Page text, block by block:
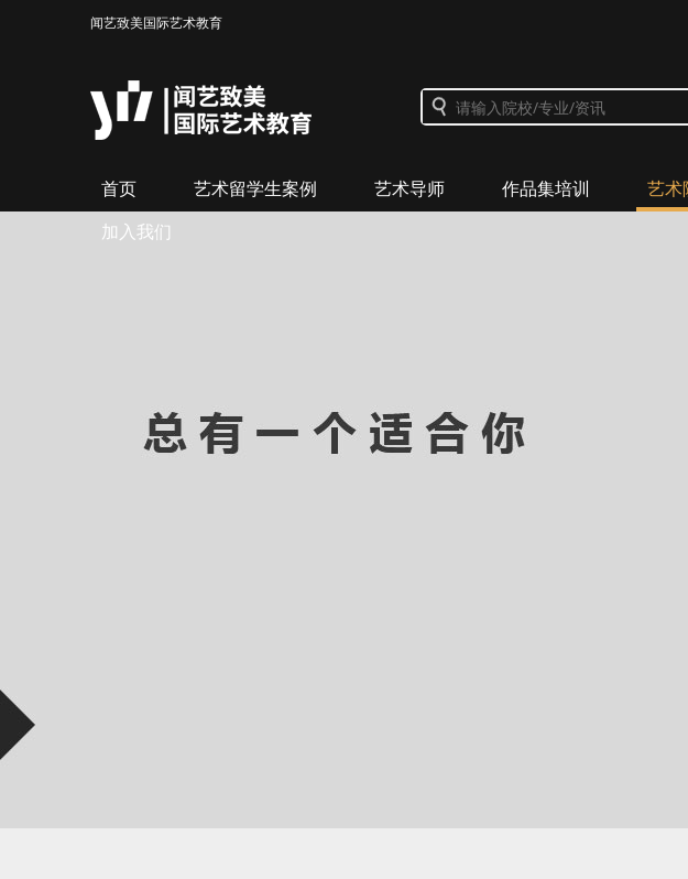
闻艺致美国际艺术教育
首页 艺术留学生案例 艺术导师 作品集培训 艺术
加入我们